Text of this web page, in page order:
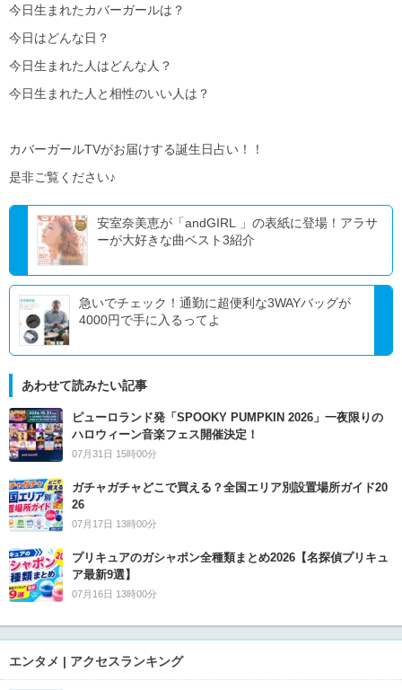
今日生まれたカバーガールは？
今日はどんな日？
今日生まれた人はどんな人？
今日生まれた人と相性のいい人は？
カバーガールTVがお届けする誕生日占い！！
是非ご覧ください♪
安室奈美恵が「andGIRL 」の表紙に登場！アラサ
ーが大好きな曲ベスト3紹介
急いでチェック！通勤に超便利な3WAYバッグが
4000円で手に入るってよ
あわせて読みたい記事
ピューロランド発「SPOOKY PUMPKIN 2026」一夜限りの
ハロウィーン音楽フェス開催決定！
07月31日 15時00分
ガチャガチャどこで買える？全国エリア別設置場所ガイド20
26
07月17日 13時00分
プリキュアのガシャポン全種類まとめ2026【名探偵プリキュ
ア最新9選】
07月16日 13時00分
エンタメ | アクセスランキング